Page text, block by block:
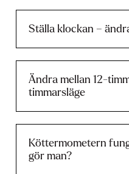
Ställa klockan –
Ändra mellan 12-
timmarsläge
Köttermometern
gör man?